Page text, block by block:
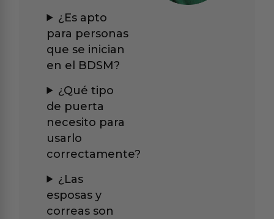
¿Es apto
para personas
que se inician
en el BDSM?
¿Qué tipo
de puerta
necesito para
usarlo
correctamente?
¿Las
esposas y
correas son